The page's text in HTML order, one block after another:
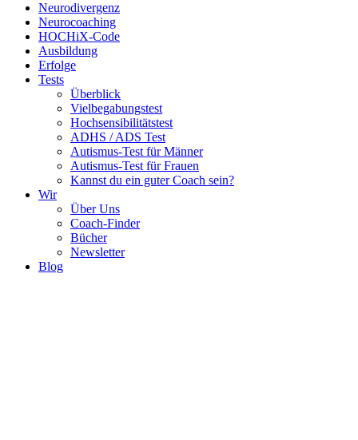
Neurodivergenz
Neurocoaching
HOCHiX-Code
Ausbildung
Erfolge
Tests
Überblick
Vielbegabungstest
Hochsensibilitätstest
ADHS / ADS Test
Autismus-Test für Männer
Autismus-Test für Frauen
Kannst du ein guter Coach sein?
Wir
Über Uns
Coach-Finder
Bücher
Newsletter
Blog